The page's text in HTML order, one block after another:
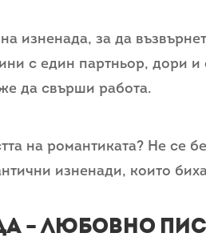
изненада, за да
с един партньор, дори и
да свърши работа.
на романтиката? Не се
изненади, които
– любовно